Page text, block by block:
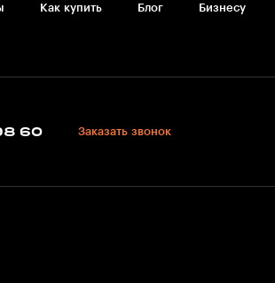
Как купить Блог Бизнесу
60 Заказать звонок